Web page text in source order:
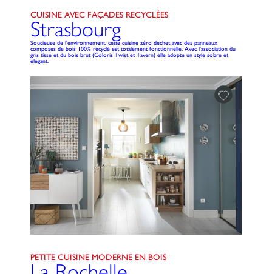
CUISINE AVEC FAÇADES RECYCLÉES
Strasbourg
Soucieuse de l'environnement, cette cuisine zéro déchet avec des panneaux
composés de bois 100% recyclé est totalement fonctionnelle. Avec l'association du
gris tissé et du bois brut (Coloris Twist et Tavern) elle adopte un style sobre et
élégant.
PETITE CUISINE MODERNE EN BOIS